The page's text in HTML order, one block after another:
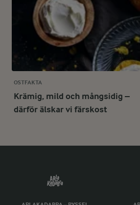
OSTFAKTA
Krämig, mild och mångsidig –
därför älskar vi färskost